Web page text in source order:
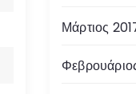
Μάρτιος